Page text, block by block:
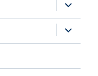
apri
i
menu
apri
i